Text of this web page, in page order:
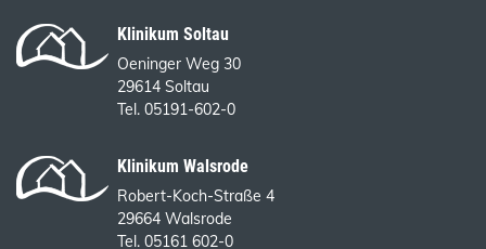
Klinikum Soltau
Oeninger Weg 30
29614 Soltau
Tel. 05191-602-0
Klinikum Walsrode
Robert-Koch-Straße 4
29664 Walsrode
Tel. 05161 602-0